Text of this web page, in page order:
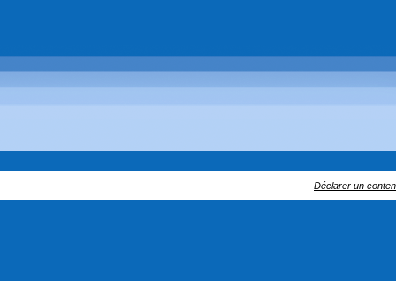
Déclarer un